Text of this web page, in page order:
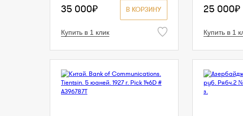
В КОРЗИНУ
35 000₽
Купить в 1 клик
25 000₽
Купить в 1